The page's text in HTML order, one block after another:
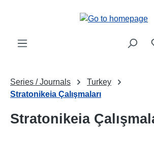
Series / Journals
Turkey
Stratonikeia Çalışmaları
Stratonikeia